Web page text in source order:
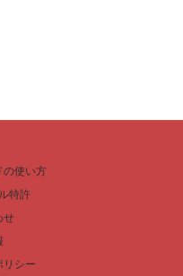
の使い方
特許
せ
リシー